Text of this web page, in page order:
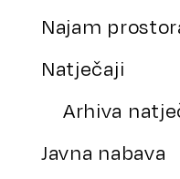
Najam
Natječaji
Arhiva
Javna nabava